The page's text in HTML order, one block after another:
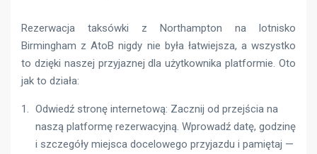
Rezerwacja taksówki z Northampton na lotnisko
Birmingham z AtoB nigdy nie była łatwiejsza, a wszystko
to dzięki naszej przyjaznej dla użytkownika platformie. Oto
jak to działa:
Odwiedź stronę internetową: Zacznij od przejścia na
naszą platformę rezerwacyjną. Wprowadź datę, godzinę
i szczegóły miejsca docelowego przyjazdu i pamiętaj —